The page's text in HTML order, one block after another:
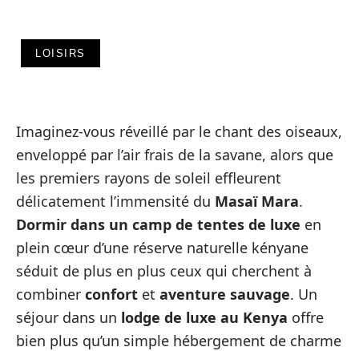
LOISIRS
Imaginez-vous réveillé par le chant des oiseaux,
enveloppé par l’air frais de la savane, alors que
les premiers rayons de soleil effleurent
délicatement l’immensité du Masaï Mara.
Dormir dans un camp de tentes de luxe en
plein cœur d’une réserve naturelle kényane
séduit de plus en plus ceux qui cherchent à
combiner confort et aventure sauvage. Un
séjour dans un lodge de luxe au Kenya offre
bien plus qu’un simple hébergement de charme